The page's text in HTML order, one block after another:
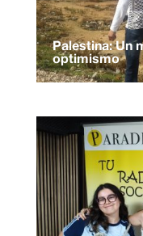
Palestina: Un
optimismo